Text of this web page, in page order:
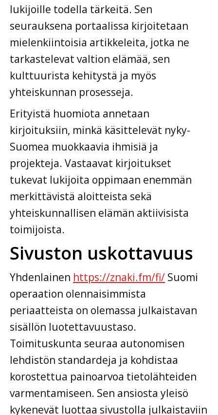
lukijoille todella tärkeitä. Sen
seurauksena portaalissa kirjoitetaan
mielenkiintoisia artikkeleita, jotka ne
tarkastelevat valtion elämää, sen
kulttuurista kehitystä ja myös
yhteiskunnan prosesseja.
Erityistä huomiota annetaan
kirjoituksiin, minkä käsittelevät nyky-
Suomea muokkaavia ihmisiä ja
projekteja. Vastaavat kirjoitukset
tukevat lukijoita oppimaan enemmän
merkittävistä aloitteista sekä
yhteiskunnallisen elämän aktiivisista
toimijoista.
Sivuston uskottavuus
Yhdenlainen https://znaki.fm/fi/ Suomi
operaation olennaisimmista
periaatteista on olemassa julkaistavan
sisällön luotettavuustaso.
Toimituskunta seuraa autonomisen
lehdistön standardeja ja kohdistaa
korostettua painoarvoa tietolähteiden
varmentamiseen. Sen ansiosta yleisö
kykenevät luottaa sivustolla julkaistaviin